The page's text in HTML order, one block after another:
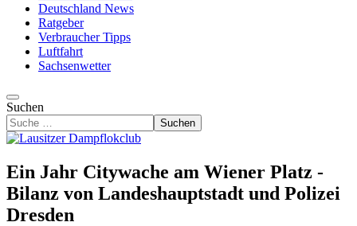
Deutschland News
Ratgeber
Verbraucher Tipps
Luftfahrt
Sachsenwetter
Suchen
Suchen
Ein Jahr Citywache am Wiener Platz -
Bilanz von Landeshauptstadt und Polizei
Dresden